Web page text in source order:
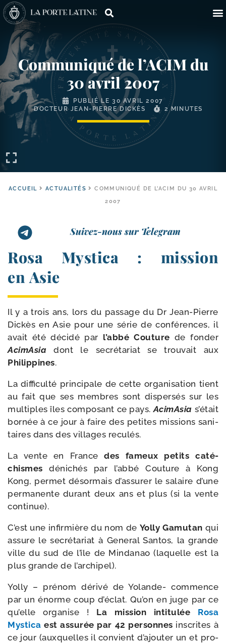
Communiqué de l’ACIM du
30 avril 2007
PUBLIÉ LE30 AVRIL 2007
DOCTEUR JEAN-PIERRE DICKÈS
2 MINUTES
ACCUEIL ACTUALITÉS
COMMUNIQUÉ DE L’ACIM DU 30 AVRIL
2007
Suivez-nous sur Telegram
Rosa Mystica : mission
en Asie
Il y a trois ans, lors du pas­sage du Dr Jean-​Pierre
Dickès en Asie pour une série de confé­rences, il
avait été déci­dé par l’ab­bé Couture de fon­der
AcimAsiadont le secré­ta­riat se trou­vait aux
Philippines.
La dif­fi­cul­té prin­ci­pale de cette orga­ni­sa­tion tient
au fait que ses membres sont dis­per­sés sur les
mul­tiples îles com­po­sant ce pays.AcimAsia s’é­tait
bor­née à ce jour à faire des petites mis­sions sani­
taires dans des vil­lages reculés.
La vente en Francedes fameux petits caté­
chismes déni­chés par l’ab­bé Couture à Kong
Kong, per­met désor­mais d’as­su­rer le salaire d’une
per­ma­nente durant deux ans et plus (si la vente
continue).
C’est une infir­mière du nom de Yolly Gamutan qui
assure le secré­ta­riat à General Santos, la grande
ville du sud de l’île de Mindanao (laquelle est la
plus grande de l’archipel).
Yolly – pré­nom déri­vé de Yolande- com­mence
par un énorme coup d’é­clat. Qu’on en juge par ce
qu’elle orga­nise ! La mis­sion inti­tu­lée Rosa
Mysticaest assu­rée par 42 per­sonnes ins­crites à
ce jour (aux­quelles il convient d’a­jou­ter un et pro­